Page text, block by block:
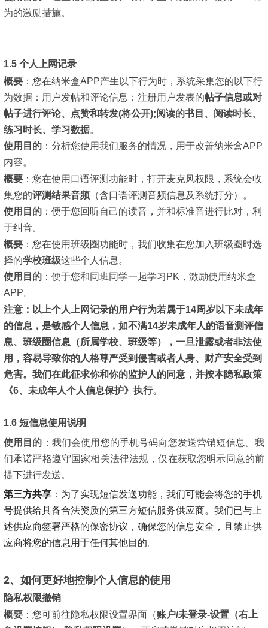
为的激励措施。
1.5 个人上网记录
概要 ： 您在纳米盒APP产生以下行为时，系统采集您的以下行
为数据：用户发帖和评论信息：注册用户发表的帖子信息或对
帖子进行评论、点赞和转发(将公开);阅读的书目、阅读时长、
练习时长、学习数据。
使用目的 ： 分析您使用我们服务的情况，用于改善纳米盒APP
内容。
概要 ： 您在使用口语评测功能时，打开麦克风权限，系统会收
集您的评测结果音频 （含口语评测音频信息及系统打分）。
使用目的 ： 便于您回听自己的读音，并和标准音进行比对，利
于纠音。
概要 ： 您在使用班级圈功能时，我们收集在您加入班级圈时选
择的学校班级这些个人信息。
使用目的 ： 便于您和同班同学一起学习PK，激励使用纳米盒
APP。
注意：以上个人上网记录的用户行为若属于14周岁以下未成年
的信息，是敏感个人信息，如不满14岁未成年人的语音测评信
息、班级圈信息（所属学校、班级等），一旦泄露或者非法使
用，容易导致你的人格尊严受到侵害或者人身、财产安全受到
危害。我们在此征求你和你的监护人的同意，并按本隐私政策
《6、未成年人个人信息保护》执行。
1.6 短信息使用说明
使用目的 ： 我们会使用您的手机号码向您发送营销短信息。我
们承诺严格遵守国家相关法律法规，仅在获取您明示同意的前
提下进行发送。
第三方共享 ：为了实现短信发送功能，我们可能会将您的手机
号提供给具备合法资质的第三方短信服务供应商。我们已与上
述供应商签署严格的保密协议，确保您的信息安全，且禁止供
应商将您的信息用于任何其他目的。
2、如何更好地控制个人信息的使用
隐私权限撤销
概要 ： 您可前往隐私权限设置界面 （账户/未登录-设置（右上